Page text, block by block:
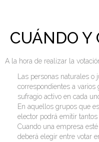
CUÁNDO Y
A la hora de realizar la
Las personas naturales o
correspondientes a varios
sufragio activo en cada
En aquellos grupos que
elector podrá emitir
Cuando una empresa
deberá elegir entre votar